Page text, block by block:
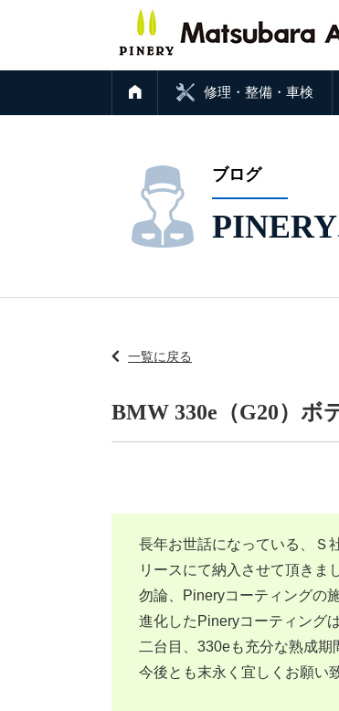
修理・整備・車検
ブログ
一覧に戻る
BMW 330e（G20）ボ
長年お世話になっている、Ｓ
リースにて納入させて頂きま
勿論、Pineryコーティングの
進化したPineryコーティング
二台目、330eも充分な熟成期
今後とも末永く宜しくお願い